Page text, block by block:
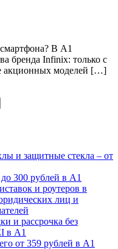
В А1
бренда Infinix: только с
акционных моделей […]
и защитные стекла – от
300 рублей в А1
и роутеров в
лиц и
и рассрочка без
в А1
от 359 рублей в А1